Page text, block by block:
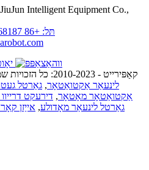
Intelligent Equipment Co.,
תּל: +86 13929468187
© קאַפּירייט - 2010-2023: כל הזכויות שמורות.
לינעאַר אַקטואַטאָר, גאַרטל
אַקטואַטאָר מאָטאָר, דירעקט
גאַרטל לינעאַר מאָדולע, אייַזן